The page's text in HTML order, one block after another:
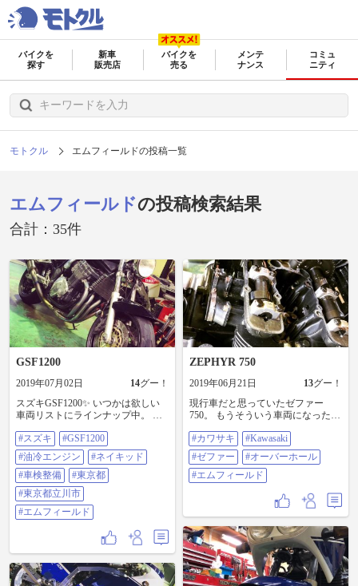
バイクを
探す
新車
販売店
バイクを
売る
メンテ
ナンス
コミュ
ニティ
モトクル エムフィールドの投稿一覧
エムフィールドの投稿検索結果
合計：35件
GSF1200
2019年07月02日 14グー！
スズキGSF1200✨ いつかは欲しい
車両リストにラインナップ中。 イ
庫中🔧 また出して欲しいね、こう
いう車両。 スズキなら出来るでし
ょ。 っていうか、スズキじゃない
と出来ないでしょ😁👍 #スズキ
#gsf1200 #油冷エンジン #ネイキッ
ド #車検整備 #東京都 #東京都立川
市 #エムフィールド
#スズキ
#GSF1200
#油冷エンジン
#ネイキッド
#車検整備
#東京都
#東京都立川市
#エムフィールド
ZEPHYR 750
2019年06月21日 13グー！
現行車だと思っていたゼファー
750。 もうそういう車両になったん
テナンスが必要ですね🔧 #カワサキ
#kawasaki #ゼファー #オーバーホー
ル #エムフィールド
#カワサキ
#Kawasaki
#ゼファー
#オーバーホール
#エムフィールド